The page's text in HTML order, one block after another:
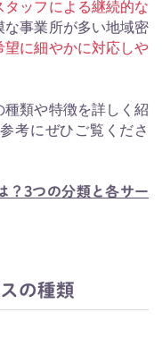
タッフによる継続的な
な事業所が多い地域密
望に細やかに対応しや
種類や特徴を詳しく紹
考にぜひご覧くださ
？3つの分類と各サー
の種類